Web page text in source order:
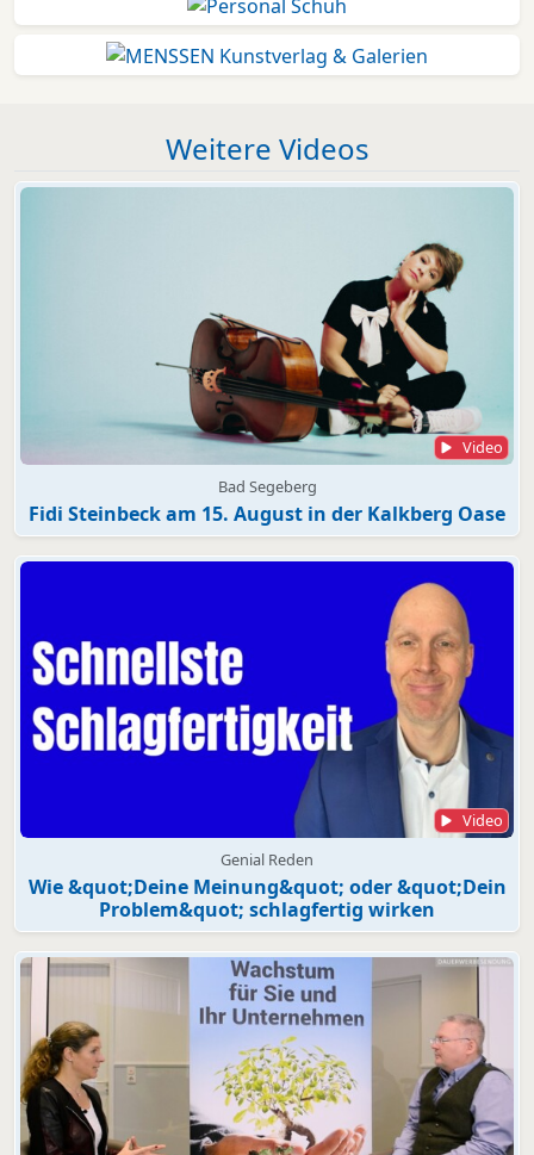
Weitere Videos
Video
Bad Segeberg
Fidi Steinbeck am 15. August in der Kalkberg Oase
Video
Genial Reden
Wie &quot;Deine Meinung&quot; oder &quot;Dein
Problem&quot; schlagfertig wirken